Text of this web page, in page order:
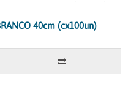
40cm (cx100un)